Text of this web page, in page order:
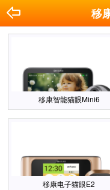
移
移康智能猫眼Mini6
移康电子猫眼E2